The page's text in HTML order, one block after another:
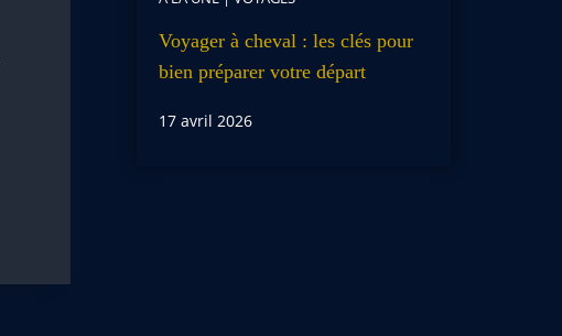
Voyager à cheval : les clés pour
bien préparer votre départ
17 avril 2026